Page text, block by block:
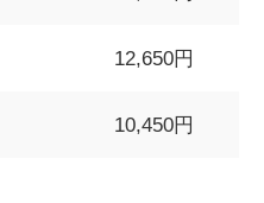
12,650円
10,450円